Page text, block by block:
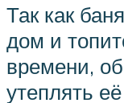
Так как
дом и
времени,
утеплять